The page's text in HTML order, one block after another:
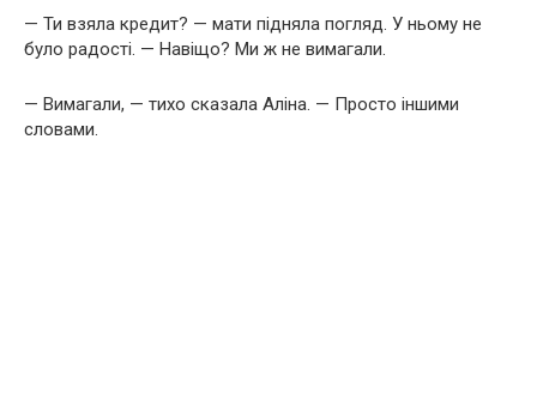
— Ти взяла кредит? — мати підняла погляд. У ньому не
було радості. — Навіщо? Ми ж не вимагали.
— Вимагали, — тихо сказала Аліна. — Просто іншими
словами.